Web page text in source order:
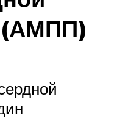
(АМПП)